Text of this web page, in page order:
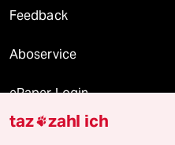
Feedback
Aboservice
ePaper Login
Downloads für Abonnierende
taz zahl ich